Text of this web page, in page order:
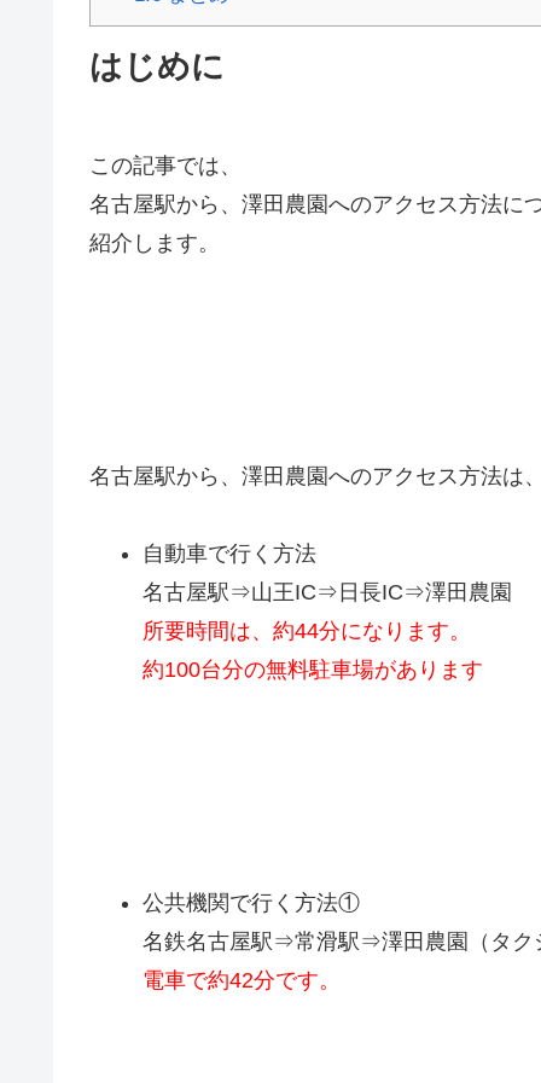
はじめに
この記事では、
名古屋駅から、澤田農園へのアクセス方法につ
紹介します。
名古屋駅から、澤田農園へのアクセス方法は、
自動車で行く方法
名古屋駅⇒山王IC⇒日長IC⇒澤田農園
所要時間は、約44分になります。
約100台分の無料駐車場があります
公共機関で行く方法①
名鉄名古屋駅⇒常滑駅⇒澤田農園（タク
電車で約42分です。